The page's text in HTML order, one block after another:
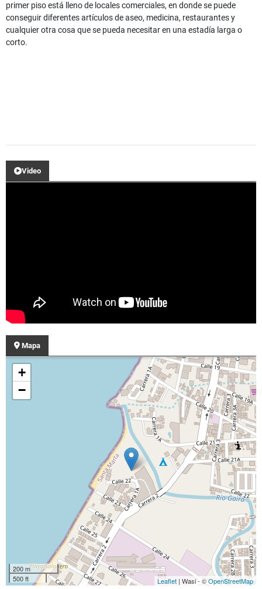
primer piso está lleno de locales comerciales, en donde se puede
conseguir diferentes artículos de aseo, medicina, restaurantes y
cualquier otra cosa que se pueda necesitar en una estadía larga o
corto.
Video
Mapa
+
−
200 m
500 ft
Leaflet | Wasi - ©OpenStreetMap